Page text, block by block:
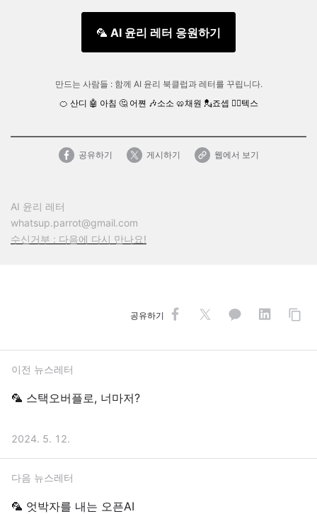
🦜 AI 윤리 레터 응원하기
만드는 사람들 : 함께 AI 윤리 북클럽과 레터를 꾸립니다.
🍊 산디 🤖 아침 🤔 어쪈 🎶소소 🥨채원 💂죠셉 🧙‍♂️텍스
공유하기 게시하기 웹에서 보기
AI 윤리 레터
whatsup.parrot@gmail.com
수신거부 : 다음에 다시 만나요!
공유하기
이전 뉴스레터
🦜 스택오버플로, 너마저?
2024. 5. 12.
다음 뉴스레터
🦜 엇박자를 내는 오픈AI